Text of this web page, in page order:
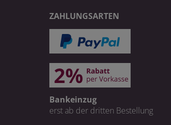
ZAHLUNGSARTEN
Bankeinzug
erst ab der dritten Bestellung